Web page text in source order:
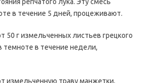
в течение 5 дней, процеживают.
50 г измельченных листьев грецкого
в течение недели,
измельченную траву манжетки,